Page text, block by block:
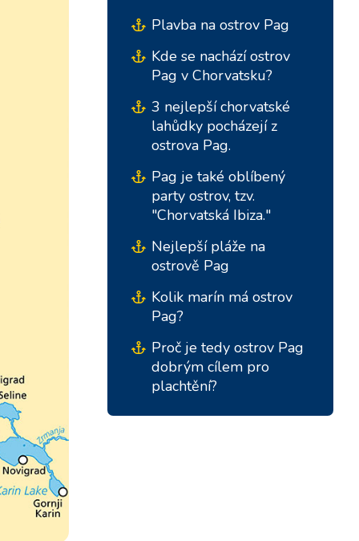
Plavba na ostrov Pag
Kde se nachází ostrov
Pag v Chorvatsku?
3 nejlepší chorvatské
lahůdky pocházejí z
ostrova Pag.
Pag je také oblíbený
party ostrov, tzv.
"Chorvatská Ibiza."
Nejlepší pláže na
ostrově Pag
Kolik marín má ostrov
Pag?
Proč je tedy ostrov Pag
dobrým cílem pro
plachtění?
Jižní základny
Marina Kremik, Primošten
Marina Frapa, Rogoznica
Yachtklub Seget - Marina
Baotić
Centrální základny